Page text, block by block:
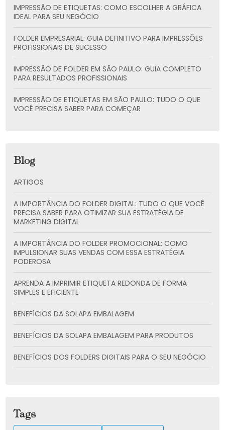
IMPRESSÃO DE ETIQUETAS: COMO ESCOLHER A GRÁFICA
IDEAL PARA SEU NEGÓCIO
FOLDER EMPRESARIAL: GUIA DEFINITIVO PARA IMPRESSÕES
PROFISSIONAIS DE SUCESSO
IMPRESSÃO DE FOLDER EM SÃO PAULO: GUIA COMPLETO
PARA RESULTADOS PROFISSIONAIS
IMPRESSÃO DE ETIQUETAS EM SÃO PAULO: TUDO O QUE
VOCÊ PRECISA SABER PARA COMEÇAR
Blog
ARTIGOS
A IMPORTÂNCIA DO FOLDER DIGITAL: TUDO O QUE VOCÊ
PRECISA SABER PARA OTIMIZAR SUA ESTRATÉGIA DE
MARKETING DIGITAL
A IMPORTÂNCIA DO FOLDER PROMOCIONAL: COMO
IMPULSIONAR SUAS VENDAS COM ESSA ESTRATÉGIA
PODEROSA
APRENDA A IMPRIMIR ETIQUETA REDONDA DE FORMA
SIMPLES E EFICIENTE
BENEFÍCIOS DA SOLAPA EMBALAGEM
BENEFÍCIOS DA SOLAPA EMBALAGEM PARA PRODUTOS
BENEFÍCIOS DOS FOLDERS DIGITAIS PARA O SEU NEGÓCIO
CARTÃO DE VISITA: COMO CRIAR E UTILIZAR PARA
IMPULSIONAR SUA REDE DE CONTATOS
Tags